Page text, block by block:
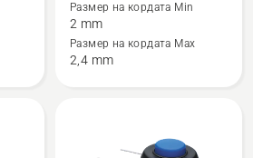
за
Trimmer
head
Размер на кордата Min
2 mm
Размер на кордата Max
2,4 mm